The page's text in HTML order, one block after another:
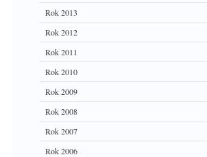
Rok 2013
Rok 2012
Rok 2011
Rok 2010
Rok 2009
Rok 2008
Rok 2007
Rok 2006